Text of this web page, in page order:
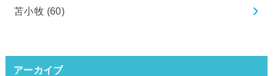
苫小牧 (60)
アーカイブ